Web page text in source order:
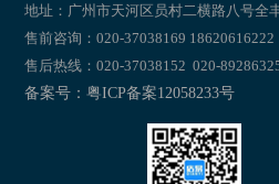
服装行业会员软件有哪些
服装行业会员系统
服装行业会员软件免费
地址：广州市天河区员村二横路八号全
售前咨询：020-37038169 18620616222
售后热线：020-37038152 020-
备案号：粤ICP备案12058233号